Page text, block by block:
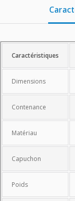
Caractéristiques
Dimensions
Contenance
Matériau
Capuchon
Poids